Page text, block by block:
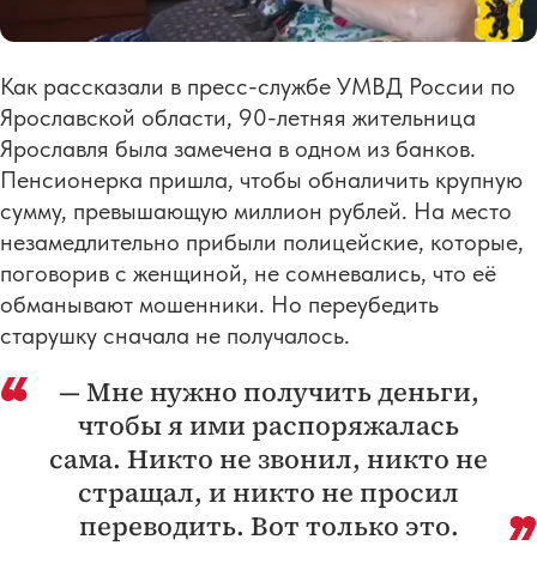
Как рассказали в пресс-службе УМВД России по
Ярославской области, 90-летняя жительница
Ярославля была замечена в одном из банков.
Пенсионерка пришла, чтобы обналичить крупную
сумму, превышающую миллион рублей. На место
незамедлительно прибыли полицейские, которые,
поговорив с женщиной, не сомневались, что её
обманывают мошенники. Но переубедить
старушку сначала не получалось.
— Мне нужно получить деньги,
чтобы я ими распоряжалась
сама. Никто не звонил, никто не
стращал, и никто не просил
переводить. Вот только это.